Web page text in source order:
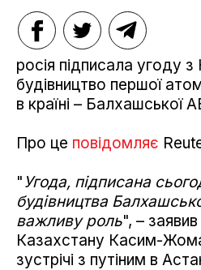
росія підписала угоду
будівництво першої
в країні – Балхашської
Про це повідомляє
"Угода, підписана
будівництва
важливу роль", –
Казахстану Касим-
зустрічі з путіним в